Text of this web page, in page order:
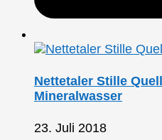
Nettetaler Stille
Mineralwasser
23. Juli 2018